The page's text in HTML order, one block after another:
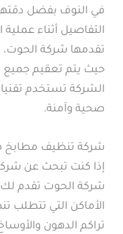
في النوف بفضل
التفاصيل أثناء
تقدمها شركة
حيث يتم تعقيم جميع
الشركة تستخدم
صحية وآمنة.
شركة تنظيف مطابخ
إذا كنت تبحث عن
شركة الحوت تقدم لك
الأماكن التي تتطلب
تراكم الدهون